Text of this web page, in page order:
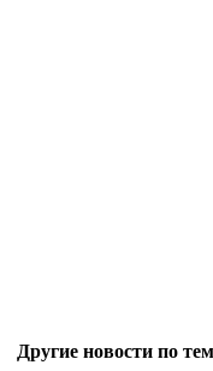
Другие новости по